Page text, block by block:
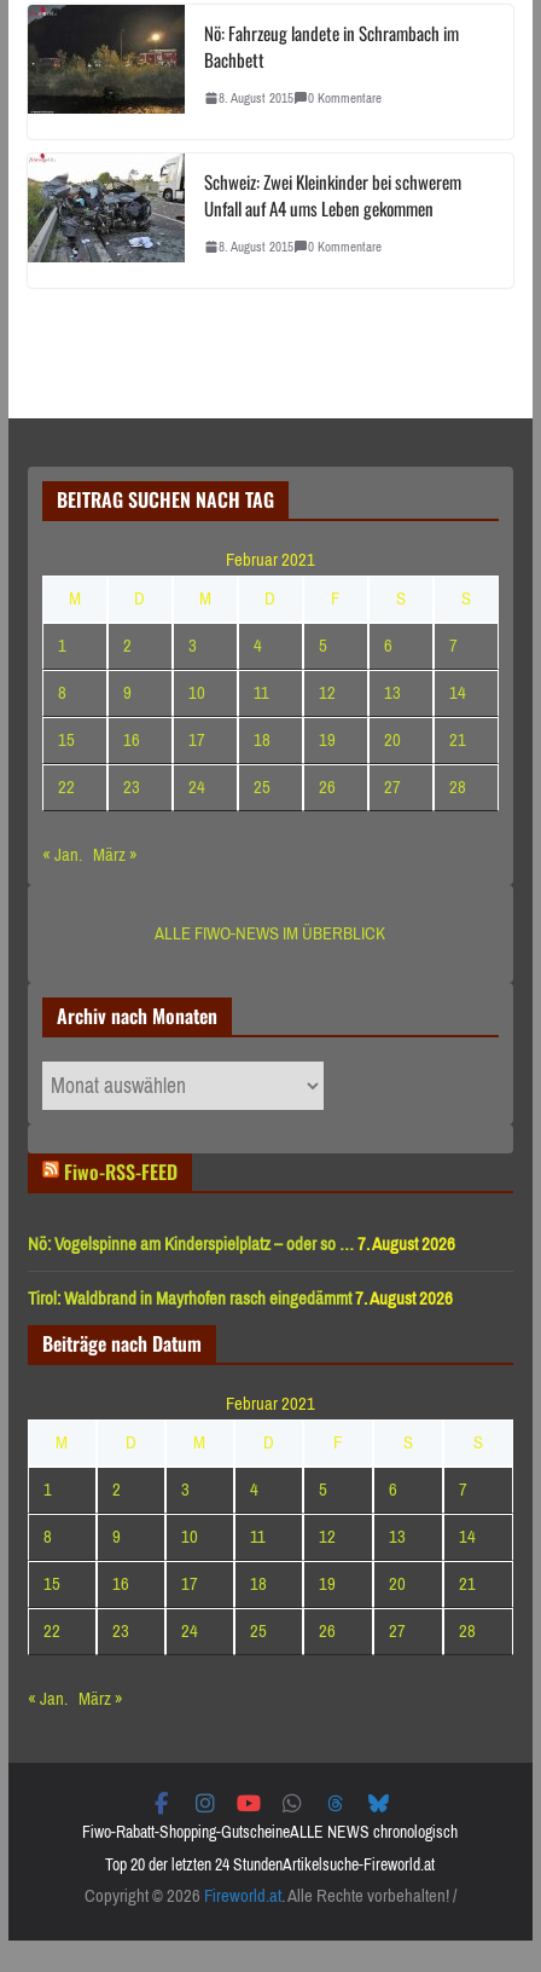
Nö: Fahrzeug landete in Schrambach im
Bachbett
8. August 2015 0 Kommentare
Schweiz: Zwei Kleinkinder bei schwerem
Unfall auf A4 ums Leben gekommen
8. August 2015 0 Kommentare
BEITRAG SUCHEN NACH TAG
Februar 2021
M
D M D F S
S
1
2 3 4 5 6
7
8
9 10 11 12 13
14
15
16 17 18 19 20
21
22
23 24 25 26 27
28
« Jan. März »
ALLE FIWO-NEWS IM ÜBERBLICK
Archiv nach Monaten
Archiv
nach
Fiwo-RSS-FEED
Nö: Vogelspinne am Kinderspielplatz – oder so …7. August 2026
Tirol: Waldbrand in Mayrhofen rasch eingedämmt7. August 2026
Beiträge nach Datum
Februar 2021
M
D M D F S
S
1
2 3 4 5 6
7
8
9 10 11 12 13
14
15
16 17 18 19 20
21
22
23 24 25 26 27
28
« Jan. März »
Fiwo-Rabatt-Shopping-GutscheineALLE NEWS chronologisch
Top 20 der letzten 24 StundenArtikelsuche-Fireworld.at
Copyright © 2026Fireworld.at. Alle Rechte vorbehalten! /